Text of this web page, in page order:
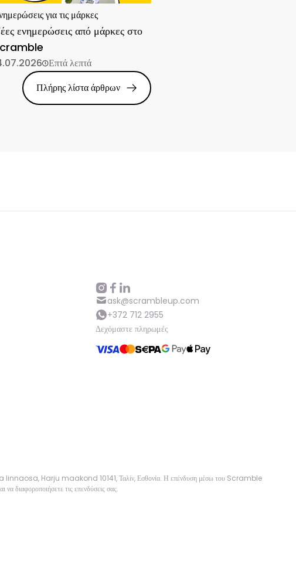
για τις μάρκες
ενημερώσεις από μάρκες στο
Επτά λεπτά
Πλήρης λίστα άρθρων
ask@scrambleup.com
+372 712 2955
Δεχόμαστε πληρωμές
linnaosa, Harju maakond 10141, Ταλίν, Εσθονία. Η επένδυση μέσω του Scramble
διαφοροποιήσετε τις επενδύσεις σας.